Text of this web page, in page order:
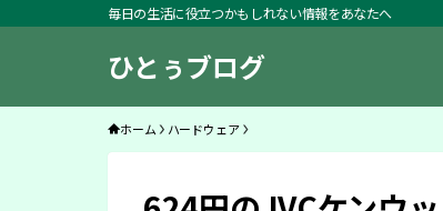
毎日の生活に役立つかもしれない情報をあなたへ
ひとぅブログ
ホーム ハードウェア